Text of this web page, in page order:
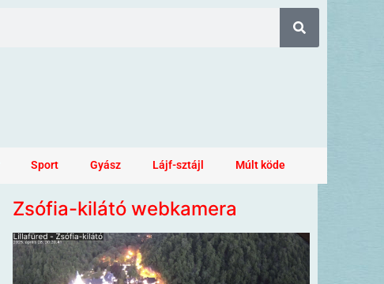
Sport Gyász Lájf-sztájl Múlt köde
Zsófia-kilátó webkamera